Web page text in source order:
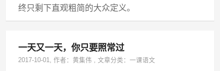
终只剩下直观粗简的大众定义。
一天又一天，你只要照常过
2017-10-01, 作者：黄集伟 ,文章分类：一课语文